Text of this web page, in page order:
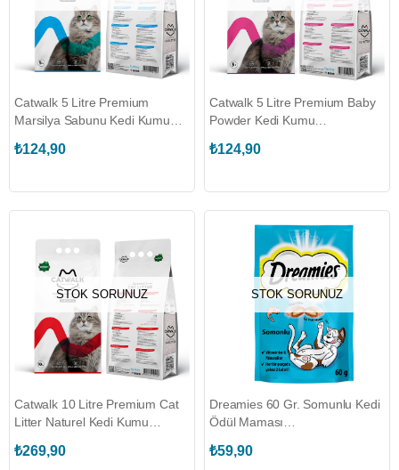
Catwalk 5 Litre Premium
Marsilya Sabunu Kedi Kumu
₺124,90
Catwalk 5 Litre Premium Baby
Powder Kedi Kumu
₺124,90
STOK SORUNUZ
Catwalk 10 Litre Premium Cat
Litter Naturel Kedi Kumu
₺269,90
STOK SORUNUZ
Dreamies 60 Gr. Somunlu Kedi
Ödül Maması
₺59,90